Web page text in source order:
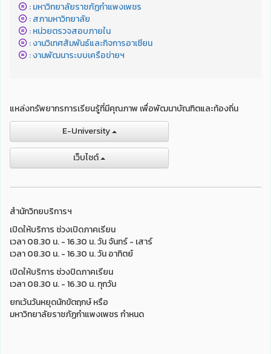
: มหาวิทยาลัยราชภัฏกำแพงเพชร
: สภามหาวิทยาลัย
: หน่วยตรวจสอบภายใน
: งานวิเทศสัมพันธ์และกิจการอาเซียน
: งานพัฒนาระบบเครือข่ายฯ
แหล่งทรัพยากรการเรียนรู้ที่มีคุณภาพ เพื่อพัฒนาบัณฑิตและท้องถิ่น
E-University
เว็บไชต์
สำนักวิทยบริการฯ
เปิดให้บริการ ช่วงเปิดภาคเรียน
เวลา 08.30 น. - 16.30 น. วัน จันทร์ - เสาร์
เวลา 08.30 น. - 16.30 น. วัน อาทิตย์
เปิดให้บริการ ช่วงปิดภาคเรียน
เวลา 08.30 น. - 16.30 น. ทุกวัน
ยกเว้นวันหยุดนักขัตฤกษ์ หรือ
มหาวิทยาลัยราชภัฏกำแพงเพชร กำหนด